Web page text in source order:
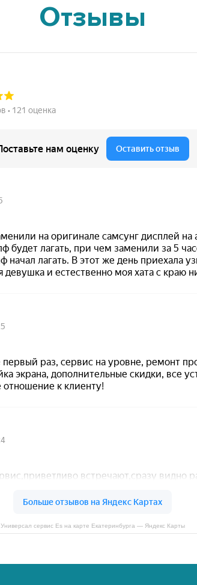
Отзывы
Универсал сервис Es на карте Екатеринбурга — Яндекс Карты